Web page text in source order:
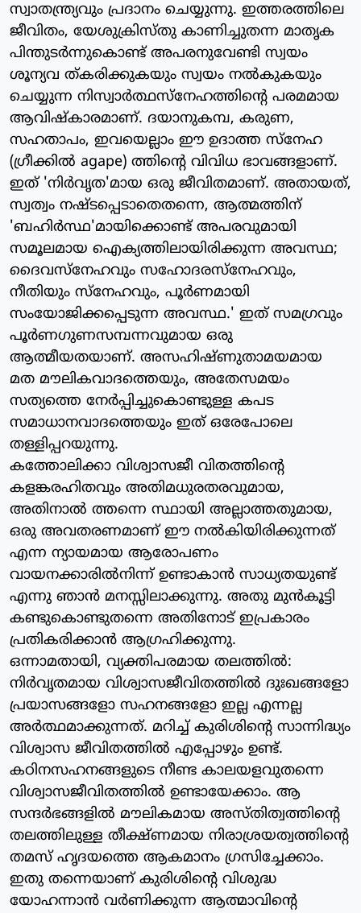
സ്വാതന്ത്ര്യവും പ്രദാനം ചെയ്യുന്നു. ഇത്തരത്തിലെ
ജീവിതം, യേശുക്രിസ്തു കാണിച്ചുതന്ന മാതൃക
പിന്തുടര്‍ന്നുകൊണ്ട് അപരനുവേണ്ടി സ്വയം
ശൂന്യവ ത്കരിക്കുകയും സ്വയം നല്‍കുകയും
ചെയ്യുന്ന നിസ്വാര്‍ത്ഥസ്‌നേഹത്തിന്റെ പരമമായ
ആവിഷ്‌കാരമാണ്. ദയാനുകമ്പ, കരുണ,
സഹതാപം, ഇവയെല്ലാം ഈ ഉദാത്ത സ്‌നേഹ
(ഗ്രീക്കില്‍ agape) ത്തിന്റെ വിവിധ ഭാവങ്ങളാണ്.
ഇത് 'നിര്‍വൃത'മായ ഒരു ജീവിതമാണ്. അതായത്,
സ്വത്വം നഷ്ടപ്പെടാതെതന്നെ, ആത്മത്തിന്
'ബഹിര്‍സ്ഥ'മായിക്കൊണ്ട് അപരവുമായി
സമൂലമായ ഐക്യത്തിലായിരിക്കുന്ന അവസ്ഥ;
ദൈവസ്‌നേഹവും സഹോദരസ്‌നേഹവും,
നീതിയും സ്‌നേഹവും, പൂര്‍ണമായി
സംയോജിക്കപ്പെടുന്ന അവസ്ഥ.' ഇത് സമഗ്രവും
പൂര്‍ണഗുണസമ്പന്നവുമായ ഒരു
ആത്മീയതയാണ്. അസഹിഷ്ണുതാമയമായ
മത മൗലികവാദത്തെയും, അതേസമയം
സത്യത്തെ നേര്‍പ്പിച്ചുകൊണ്ടുള്ള കപട
സമാധാനവാദത്തെയും ഇത് ഒരേപോലെ
തള്ളിപ്പറയുന്നു.
കത്തോലിക്കാ വിശ്വാസജീ വിതത്തിന്റെ
കളങ്കരഹിതവും അതിമധുരതരവുമായ,
അതിനാല്‍ ത്തന്നെ സ്ഥായി അല്ലാത്തതുമായ,
ഒരു അവതരണമാണ് ഈ നല്‍കിയിരിക്കുന്നത്
എന്ന ന്യായമായ ആരോപണം
വായനക്കാരില്‍നിന്ന് ഉണ്ടാകാന്‍ സാധ്യതയുണ്ട്
എന്നു ഞാന്‍ മനസ്സിലാക്കുന്നു. അതു മുന്‍കൂട്ടി
കണ്ടുകൊണ്ടുതന്നെ അതിനോട് ഇപ്രകാരം
പ്രതികരിക്കാന്‍ ആഗ്രഹിക്കുന്നു.
ഒന്നാമതായി, വ്യക്തിപരമായ തലത്തില്‍:
നിര്‍വൃതമായ വിശ്വാസജീവിതത്തില്‍ ദുഃഖങ്ങളോ
പ്രയാസങ്ങളോ സഹനങ്ങളോ ഇല്ല എന്നല്ല
അര്‍ത്ഥമാക്കുന്നത്. മറിച്ച് കുരിശിന്റെ സാന്നിദ്ധ്യം
വിശ്വാസ ജീവിതത്തില്‍ എപ്പോഴും ഉണ്ട്.
കഠിനസഹനങ്ങളുടെ നീണ്ട കാലയളവുതന്നെ
വിശ്വാസജീവിതത്തില്‍ ഉണ്ടായേക്കാം. ആ
സന്ദര്‍ഭങ്ങളില്‍ മൗലികമായ അസ്തിത്വത്തിന്റെ
തലത്തിലുള്ള തീക്ഷ്ണമായ നിരാശ്രയത്വത്തിന്റെ
തമസ് ഹൃദയത്തെ ആകമാനം ഗ്രസിച്ചേക്കാം.
ഇതു തന്നെയാണ് കുരിശിന്റെ വിശുദ്ധ
യോഹന്നാന്‍ വര്‍ണിക്കുന്ന ആത്മാവിന്റെ